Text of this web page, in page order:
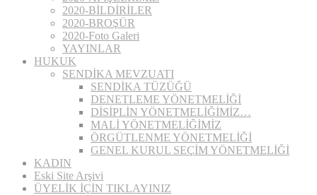
2020-BİLDİRİLER
2020-BROŞÜR
2020-Foto Galeri
YAYINLAR
HUKUK
SENDİKA MEVZUATI
SENDİKA TÜZÜĞÜ
DENETLEME YÖNETMELİĞİ
DİSİPLİN YÖNETMELİĞİMİZ…
MALİ YÖNETMELİĞİMİZ
ÖRGÜTLENME YÖNETMELİĞİ
GENEL KURUL SEÇİM YÖNETMELİĞİ
KADIN
Eski Site Arşivi
ÜYELİK İÇİN TIKLAYINIZ